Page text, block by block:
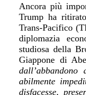
Ancora più
Trump ha
Trans-Pacifico
diplomazia
studiosa della
Giappone di Abe
dall’abbandono
abilmente
disfacesse,